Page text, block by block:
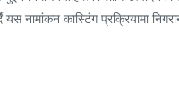
यस नामांकन कास्टिंग प्रक्रियामा